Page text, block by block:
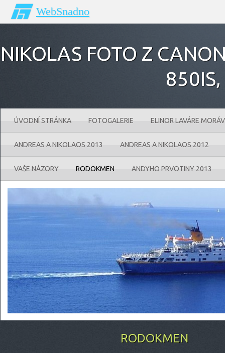
WebSnadno
NIKOLAS FOTO Z
ÚVODNÍ STRÁNKA FOTOGALERIE ELINOR LAVÁRE
ANDREAS A NIKOLAOS 2013 ANDREAS A NIKOLAOS 2012
VAŠE NÁZORY RODOKMEN ANDYHO PRVOTINY 2013
RODOKMEN